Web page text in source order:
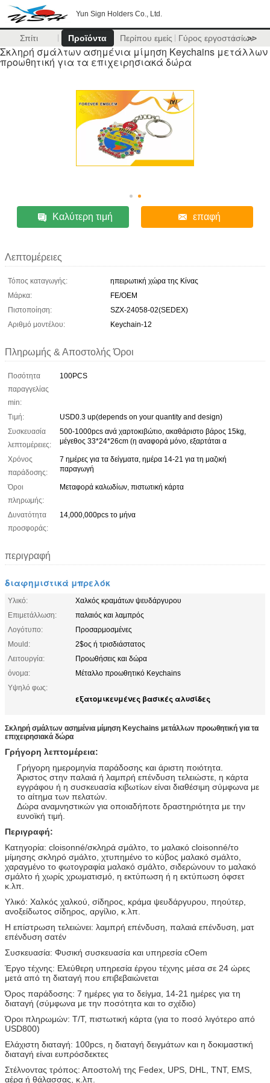
Yun Sign Holders Co., Ltd.
Σπίτι Προϊόντα Περίπου εμείς Γύρος εργοστασίων
>>
Σκληρή σμάλτων ασημένια μίμηση Keychains μετάλλων
προωθητική για τα επιχειρησιακά δώρα
Καλύτερη τιμή επαφή
Λεπτομέρειες
Τόπος καταγωγής:
ηπειρωτική χώρα της Κίνας
Μάρκα:
FE/OEM
Πιστοποίηση:
SZX-24058-02(SEDEX)
Αριθμό μοντέλου:
Keychain-12
Πληρωμής & Αποστολής Όροι
Ποσότητα
παραγγελίας
min:
100PCS
Τιμή:
USD0.3 up(depends on your quantity and design)
Συσκευασία
λεπτομέρειες:
500-1000pcs ανά χαρτοκιβώτιο, ακαθάριστο βάρος 15kg,
μέγεθος 33*24*26cm (η αναφορά μόνο, εξαρτάται α
Χρόνος
παράδοσης:
7 ημέρες για τα δείγματα, ημέρα 14-21 για τη μαζική
παραγωγή
Όροι
πληρωμής:
Μεταφορά καλωδίων, πιστωτική κάρτα
Δυνατότητα
προσφοράς:
14,000,000pcs το μήνα
περιγραφή
διαφημιστικά μπρελόκ
Υλικό:
Χαλκός κραμάτων ψευδάργυρου
Επιμετάλλωση:
παλαιός και λαμπρός
Λογότυπο:
Προσαρμοσμένες
Mould:
2$ος ή τρισδιάστατος
Λειτουργία:
Προωθήσεις και δώρα
όνομα:
Μέταλλο προωθητικό Keychains
Υψηλό φως:
εξατομικευμένες βασικές αλυσίδες
Σκληρή σμάλτων ασημένια μίμηση Keychains μετάλλων προωθητική για τα
επιχειρησιακά δώρα
Γρήγορη λεπτομέρεια:
Γρήγορη ημερομηνία παράδοσης και άριστη ποιότητα.
Άριστος στην παλαιά ή λαμπρή επένδυση τελειώστε, η κάρτα
εγγράφου ή η συσκευασία κιβωτίων είναι διαθέσιμη σύμφωνα με
το αίτημα των πελατών.
Δώρα αναμνηστικών για οποιαδήποτε δραστηριότητα με την
ευνοϊκή τιμή.
Περιγραφή:
Κατηγορία: cloisonné/σκληρά σμάλτο, το μαλακό cloisonné/το
μίμησης σκληρό σμάλτο, χτυπημένο το κύβος μαλακό σμάλτο,
χαραγμένο το φωτογραφία μαλακό σμάλτο, σιδερώνουν το μαλακό
σμάλτο ή χωρίς χρωματισμό, η εκτύπωση ή η εκτύπωση όφσετ
κ.λπ.
Υλικό: Χαλκός χαλκού, σίδηρος, κράμα ψευδάργυρου, πηούτερ,
ανοξείδωτος σίδηρος, αργίλιο, κ.λπ.
Η επίστρωση τελειώνει: λαμπρή επένδυση, παλαιά επένδυση, ματ
επένδυση σατέν
Συσκευασία: Φυσική συσκευασία και υπηρεσία cOem
Έργο τέχνης: Ελεύθερη υπηρεσία έργου τέχνης μέσα σε 24 ώρες
μετά από τη διαταγή που επιβεβαιώνεται
Όρος παράδοσης: 7 ημέρες για το δείγμα, 14-21 ημέρες για τη
διαταγή (σύμφωνα με την ποσότητα και το σχέδιο)
Όροι πληρωμών: T/T, πιστωτική κάρτα (για το ποσό λιγότερο από
USD800)
Ελάχιστη διαταγή: 100pcs, η διαταγή δειγμάτων και η δοκιμαστική
διαταγή είναι ευπρόσδεκτες
Στέλνοντας τρόπος: Αποστολή της Fedex, UPS, DHL, TNT, EMS,
αέρα ή θάλασσας, κ.λπ.